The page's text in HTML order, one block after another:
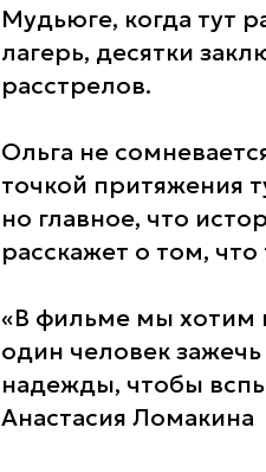
Мудьюге, когда тут
лагерь, десятки
расстрелов.
Ольга не
точкой притяжения
но главное, что
расскажет о том,
«В фильме мы хотим
один человек
надежды, чтобы
Анастасия Ломакина